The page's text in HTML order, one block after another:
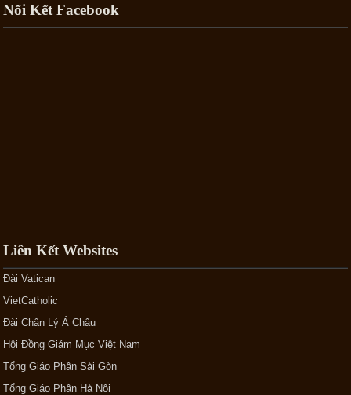
Nối Kết Facebook
Liên Kết Websites
Đài Vatican
VietCatholic
Đài Chân Lý Á Châu
Hội Đồng Giám Mục Việt Nam
Tổng Giáo Phận Sài Gòn
Tổng Giáo Phận Hà Nội